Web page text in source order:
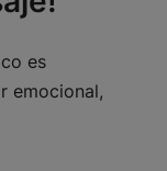
es
emocional,